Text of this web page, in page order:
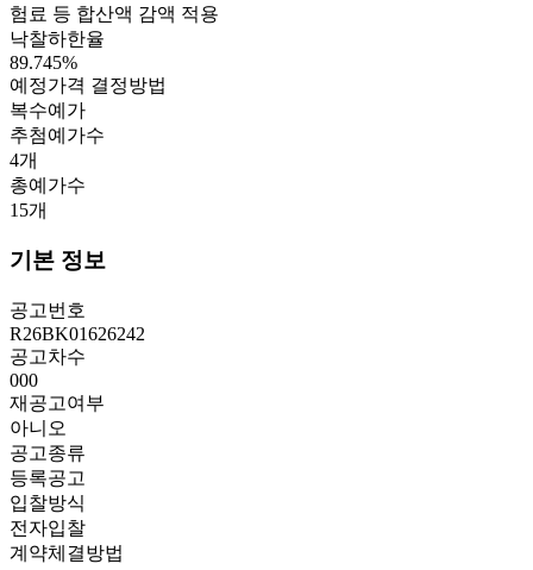
험료 등 합산액 감액 적용
낙찰하한율
89.745%
예정가격 결정방법
복수예가
추첨예가수
4개
총예가수
15개
기본 정보
공고번호
R26BK01626242
공고차수
000
재공고여부
아니오
공고종류
등록공고
입찰방식
전자입찰
계약체결방법